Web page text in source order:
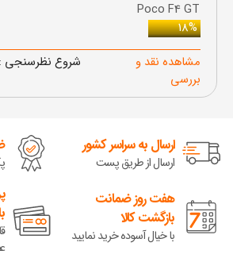
Poco F4 GT
18%
مشاهده نقد و
بررسی
شروع نظرسنجی :
ارسال به سراسر کشور
ارسال از طریق پست
هفت روز ضمانت
بازگشت کالا
با خیال آسوده خرید نمایید